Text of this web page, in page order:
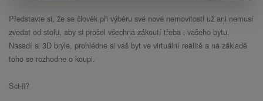
Představte si, že se člověk při výběru své nové nemovitosti už ani nemusí
zvedat od stolu, aby si prošel všechna zákoutí třeba i vašeho bytu.
Nasadí si 3D brýle, prohlédne si váš byt ve virtuální realitě a na základě
toho se rozhodne o koupi.
Sci-fi?